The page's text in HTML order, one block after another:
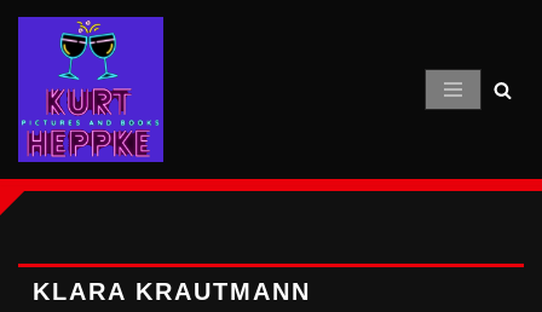
Inhalt
springen
KLARA KRAUTMANN